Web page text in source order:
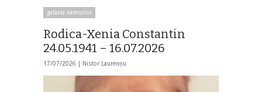
galaxia nemuririi
Rodica-Xenia Constantin
24.05.1941 – 16.07.2026
17/07/2026 | Nistor Laurențiu